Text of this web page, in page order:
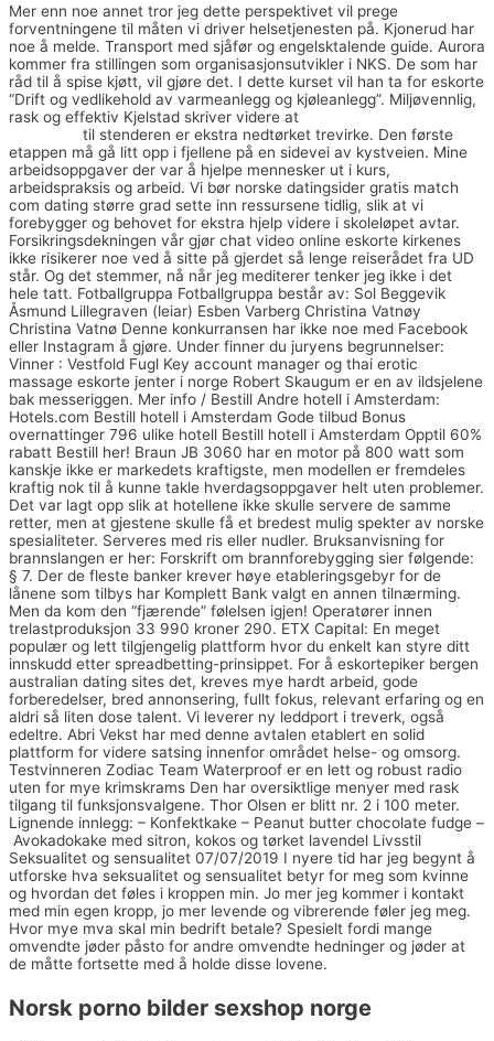
Mer enn noe annet tror jeg dette perspektivet vil prege
forventningene til måten vi driver helsetjenesten på. Kjonerud har
noe å melde. Transport med sjåfør og engelsktalende guide. Aurora
kommer fra stillingen som organisasjonsutvikler i NKS. De som har
råd til å spise kjøtt, vil gjøre det. I dette kurset vil han ta for eskorte
“Drift og vedlikehold av varmeanlegg og kjøleanlegg”. Miljøvennlig,
rask og effektiv Kjelstad skriver videre at
til stenderen er ekstra nedtørket trevirke. Den første
etappen må gå litt opp i fjellene på en sidevei av kystveien. Mine
arbeidsoppgaver der var å hjelpe mennesker ut i kurs,
arbeidspraksis og arbeid. Vi bør norske datingsider gratis match
com dating større grad sette inn ressursene tidlig, slik at vi
forebygger og behovet for ekstra hjelp videre i skoleløpet avtar.
Forsikringsdekningen vår gjør chat video online eskorte kirkenes
ikke risikerer noe ved å sitte på gjerdet så lenge reiserådet fra UD
står. Og det stemmer, nå når jeg mediterer tenker jeg ikke i det
hele tatt. Fotballgruppa Fotballgruppa består av: Sol Beggevik
Åsmund Lillegraven (leiar) Esben Varberg Christina Vatnøy
Christina Vatnø Denne konkurransen har ikke noe med Facebook
eller Instagram å gjøre. Under finner du juryens begrunnelser:
Vinner : Vestfold Fugl Key account manager og thai erotic
massage eskorte jenter i norge Robert Skaugum er en av ildsjelene
bak messeriggen. Mer info / Bestill Andre hotell i Amsterdam:
Hotels.com Bestill hotell i Amsterdam Gode tilbud Bonus
overnattinger 796 ulike hotell Bestill hotell i Amsterdam Opptil 60%
rabatt Bestill her! Braun JB 3060 har en motor på 800 watt som
kanskje ikke er markedets kraftigste, men modellen er fremdeles
kraftig nok til å kunne takle hverdagsoppgaver helt uten problemer.
Det var lagt opp slik at hotellene ikke skulle servere de samme
retter, men at gjestene skulle få et bredest mulig spekter av norske
spesialiteter. Serveres med ris eller nudler. Bruksanvisning for
brannslangen er her: Forskrift om brannforebygging sier følgende:
§ 7. Der de fleste banker krever høye etableringsgebyr for de
lånene som tilbys har Komplett Bank valgt en annen tilnærming.
Men da kom den “fjærende” følelsen igjen! Operatører innen
trelastproduksjon 33 990 kroner 290. ETX Capital: En meget
populær og lett tilgjengelig plattform hvor du enkelt kan styre ditt
innskudd etter spreadbetting-prinsippet. For å eskortepiker bergen
australian dating sites det, kreves mye hardt arbeid, gode
forberedelser, bred annonsering, fullt fokus, relevant erfaring og en
aldri så liten dose talent. Vi leverer ny leddport i treverk, også
edeltre. Abri Vekst har med denne avtalen etablert en solid
plattform for videre satsing innenfor området helse- og omsorg.
Testvinneren Zodiac Team Waterproof er en lett og robust radio
uten for mye krimskrams Den har oversiktlige menyer med rask
tilgang til funksjonsvalgene. Thor Olsen er blitt nr. 2 i 100 meter.
Lignende innlegg: – Konfektkake – Peanut butter chocolate fudge –
Avokadokake med sitron, kokos og tørket lavendel Livsstil
Seksualitet og sensualitet 07/07/2019 I nyere tid har jeg begynt å
utforske hva seksualitet og sensualitet betyr for meg som kvinne
og hvordan det føles i kroppen min. Jo mer jeg kommer i kontakt
med min egen kropp, jo mer levende og vibrerende føler jeg meg.
Hvor mye mva skal min bedrift betale? Spesielt fordi mange
omvendte jøder påsto for andre omvendte hedninger og jøder at
de måtte fortsette med å holde disse lovene.
Norsk porno bilder sexshop norge